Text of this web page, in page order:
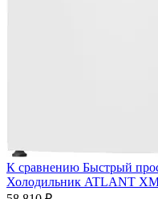
К сравнению Быстрый
Холодильник ATLANT